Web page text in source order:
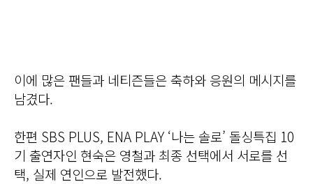
이에 많은 팬들과 네티즌들은 축하와 응원의 메시지를
남겼다.
한편 SBS PLUS, ENA PLAY ‘나는 솔로’ 돌싱특집 10
기 출연자인 현숙은 영철과 최종 선택에서 서로를 선
택, 실제 연인으로 발전했다.